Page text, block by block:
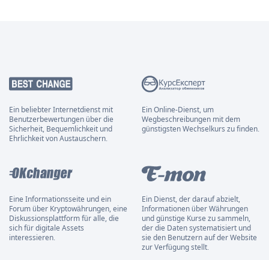
Ein beliebter Internetdienst mit
Benutzerbewertungen über die
Sicherheit, Bequemlichkeit und
Ehrlichkeit von Austauschern.
Ein Online-Dienst, um
Wegbeschreibungen mit dem
günstigsten Wechselkurs zu finden.
Eine Informationsseite und ein
Forum über Kryptowährungen, eine
Diskussionsplattform für alle, die
sich für digitale Assets
interessieren.
Ein Dienst, der darauf abzielt,
Informationen über Währungen
und günstige Kurse zu sammeln,
der die Daten systematisiert und
sie den Benutzern auf der Website
zur Verfügung stellt.